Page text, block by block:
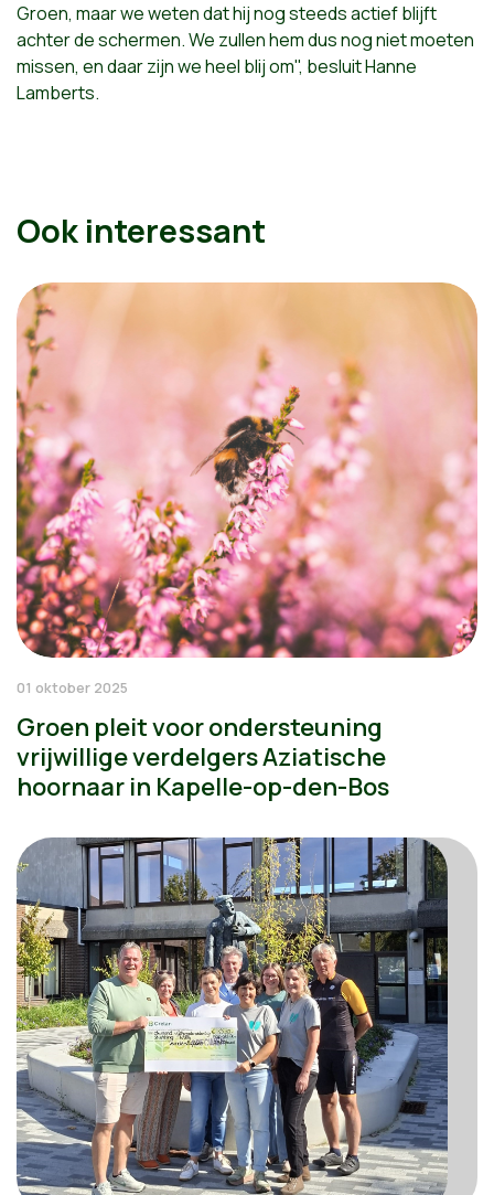
Groen, maar we weten dat hij nog steeds actief blijft
achter de schermen. We zullen hem dus nog niet moeten
missen, en daar zijn we heel blij om", besluit Hanne
Lamberts.
Ook interessant
01 oktober 2025
Groen pleit voor ondersteuning
vrijwillige verdelgers Aziatische
hoornaar in Kapelle-op-den-Bos